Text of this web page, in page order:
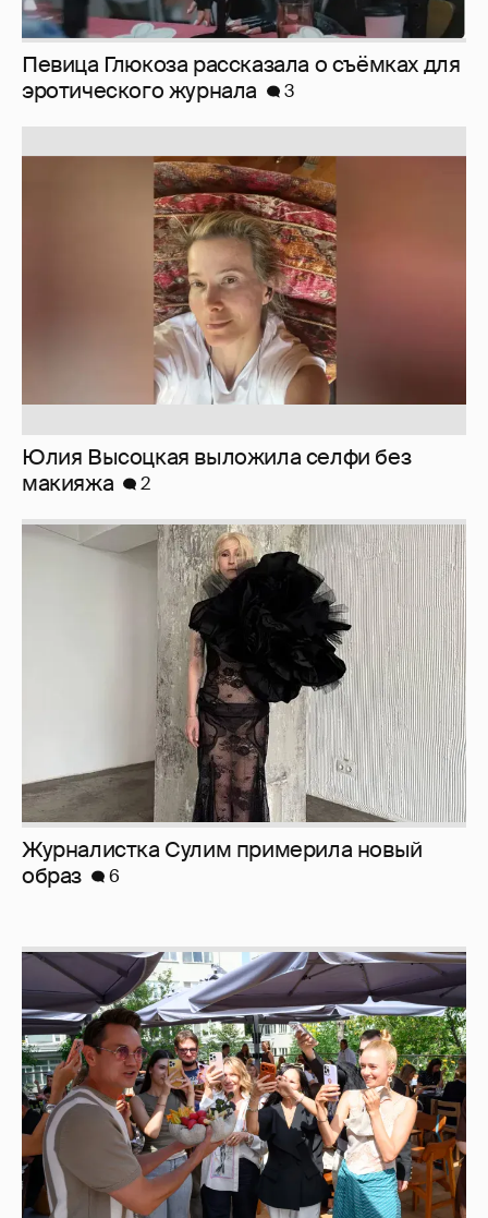
Юлия Высоцкая выложила селфи без
Журналистка Сулим примерила новый
Анастасия Гребенкина, Женя Малахова,
Оксана Русланова и другие гости
фестиваля «Баланс вкуса и ритма»:
рассматриваем летние образы